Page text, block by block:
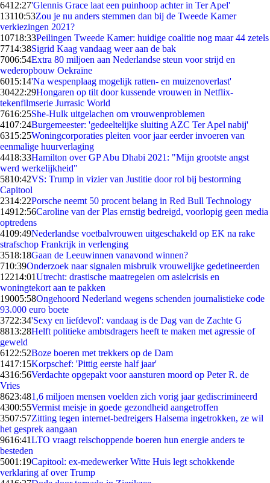
6412:27'Glennis Grace laat een puinhoop achter in Ter Apel'
13110:53Zou je nu anders stemmen dan bij de Tweede Kamer
verkiezingen 2021?
10718:33Peilingen Tweede Kamer: huidige coalitie nog maar 44 zetels
7714:38Sigrid Kaag vandaag weer aan de bak
7006:54Extra 80 miljoen aan Nederlandse steun voor strijd en
wederopbouw Oekraïne
6015:14'Na wespenplaag mogelijk ratten- en muizenoverlast'
30422:29Hongaren op tilt door kussende vrouwen in Netflix-
tekenfilmserie Jurrasic World
7616:25She-Hulk uitgelachen om vrouwenproblemen
4107:24Burgemeester: 'gedeeltelijke sluiting AZC Ter Apel nabij'
6315:25Woningcorporaties pleiten voor jaar eerder invoeren van
eenmalige huurverlaging
4418:33Hamilton over GP Abu Dhabi 2021: "Mijn grootste angst
werd werkelijkheid"
5810:42VS: Trump in vizier van Justitie door rol bij bestorming
Capitool
2314:22Porsche neemt 50 procent belang in Red Bull Technology
14912:56Caroline van der Plas ernstig bedreigd, voorlopig geen media
optredens
4109:49Nederlandse voetbalvrouwen uitgeschakeld op EK na rake
strafschop Frankrijk in verlenging
3518:18Gaan de Leeuwinnen vanavond winnen?
710:39Onderzoek naar signalen misbruik vrouwelijke gedetineerden
12214:01Utrecht: drastische maatregelen om asielcrisis en
woningtekort aan te pakken
19005:58Ongehoord Nederland wegens schenden journalistieke code
93.000 euro boete
3722:34'Sexy en liefdevol': vandaag is de Dag van de Zachte G
8813:28Helft politieke ambtsdragers heeft te maken met agressie of
geweld
61 22:52Boze boeren met trekkers op de Dam
1417:15Korpschef: 'Pittig eerste half jaar'
4316:56Verdachte opgepakt voor aansturen moord op Peter R. de
Vries
8623:481,6 miljoen mensen voelden zich vorig jaar gediscrimineerd
4300:55Vermist meisje in goede gezondheid aangetroffen
3507:57Zitting tegen internet-bedreigers Halsema ingetrokken, ze wil
het gesprek aangaan
9616:41LTO vraagt relschoppende boeren hun energie anders te
besteden
5001:19Capitool: ex-medewerker Witte Huis legt schokkende
verklaring af over Trump